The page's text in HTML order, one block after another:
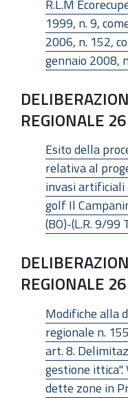
R.L.M
1999, n. 9,
2006, n. 152,
gennaio 2008,
REGIONALE
Esito della
relativa al
invasi artificiali
golf Il
(BO)-(L.R. 9/99
REGIONALE
Modifiche alla
regionale n.
art. 8.
gestione
dette zone in